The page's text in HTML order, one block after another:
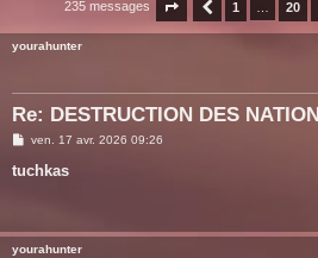
235 messages Page sur
Précédente
1 20
yourahunter
Re: DESTRUCTION DES
M
s
ven. 17 avr. 2026 09:26
tuchkas
yourahunter